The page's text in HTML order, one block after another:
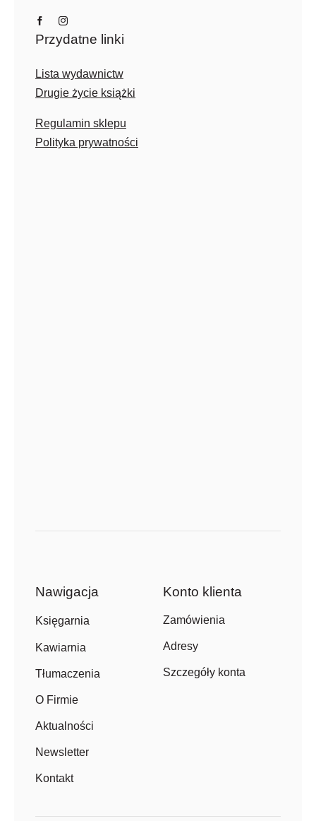
Przydatne linki
Lista wydawnictw
Drugie życie książki
Regulamin sklepu
Polityka prywatności
Nawigacja
Księgarnia
Kawiarnia
Tłumaczenia
O Firmie
Aktualności
Newsletter
Kontakt
Konto klienta
Zamówienia
Adresy
Szczegóły konta